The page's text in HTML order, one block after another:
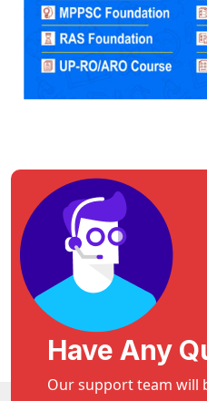
Have Any
Our support team will